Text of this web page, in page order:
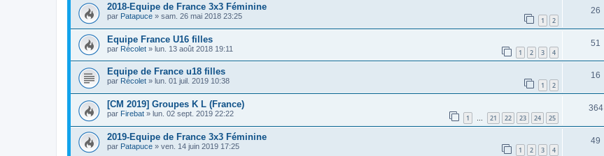
2018-Equipe de France 3x3 Féminine
par Patapuce » sam. 26 mai 2018 23:25 1 2
26
Equipe France U16 filles
par Récolet » lun. 13 août 2018 19:11 1 2 3 4
51
Equipe de France u18 filles
par Récolet » lun. 01 juil. 2019 10:38 1 2
16
[CM 2019] Groupes K L (France)
par Firebat » lun. 02 sept. 2019 22:22 1 21 22 23 24 25
364
2019-Equipe de France 3x3 Féminine
par Patapuce » ven. 14 juin 2019 17:25 1 2 3 4
49